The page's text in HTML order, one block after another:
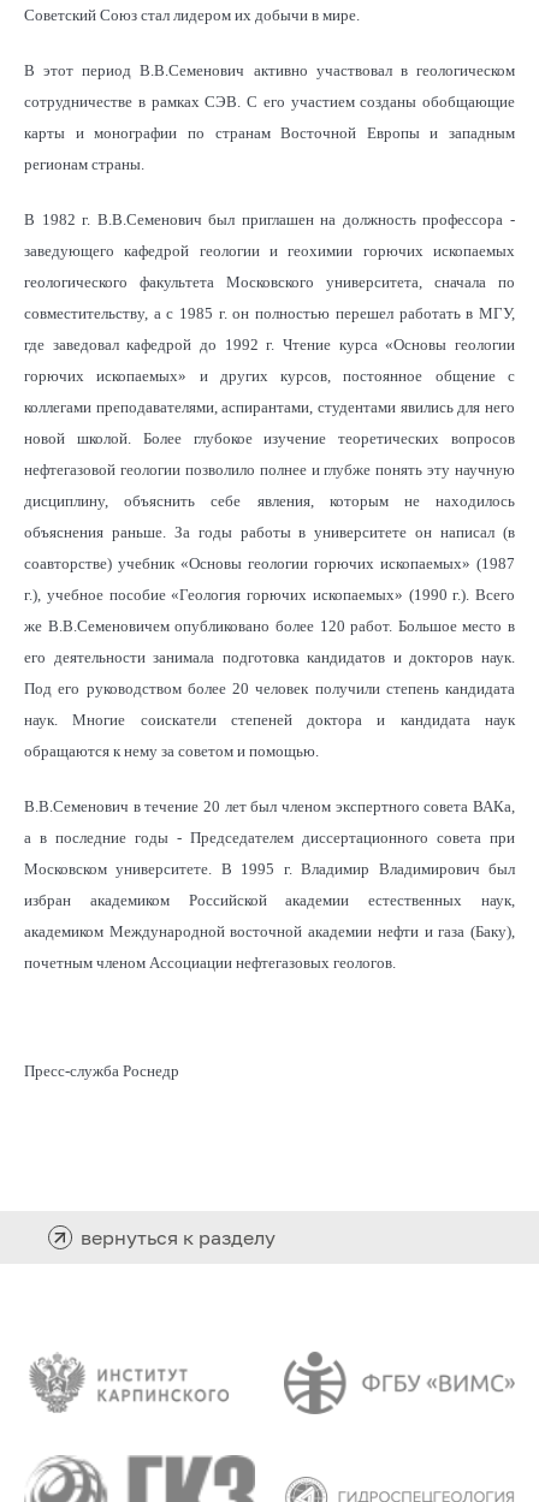
Советский Союз стал лидером их добычи в мире.
В этот период В.В.Семенович активно участвовал в геологическом
сотрудничестве в рамках СЭВ. С его участием созданы обобщающие
карты и монографии по странам Восточной Европы и западным
регионам страны.
В 1982 г. В.В.Семенович был приглашен на должность профессора -
заведующего кафедрой геологии и геохимии горючих ископаемых
геологического факультета Московского университета, сначала по
совместительству, а с 1985 г. он полностью перешел работать в МГУ,
где заведовал кафедрой до 1992 г. Чтение курса «Основы геологии
горючих ископаемых» и других курсов, постоянное общение с
коллегами преподавателями, аспирантами, студентами явились для него
новой школой. Более глубокое изучение теоретических вопросов
нефтегазовой геологии позволило полнее и глубже понять эту научную
дисциплину, объяснить себе явления, которым не находилось
объяснения раньше. За годы работы в университете он написал (в
соавторстве) учебник «Основы геологии горючих ископаемых» (1987
г.), учебное пособие «Геология горючих ископаемых» (1990 г.). Всего
же В.В.Семеновичем опубликовано более 120 работ. Большое место в
его деятельности занимала подготовка кандидатов и докторов наук.
Под его руководством более 20 человек получили степень кандидата
наук. Многие соискатели степеней доктора и кандидата наук
обращаются к нему за советом и помощью.
В.В.Семенович в течение 20 лет был членом экспертного совета ВАКа,
а в последние годы - Председателем диссертационного совета при
Московском университете. В 1995 г. Владимир Владимирович был
избран академиком Российской академии естественных наук,
академиком Международной восточной академии нефти и газа (Баку),
почетным членом Ассоциации нефтегазовых геологов.
Пресс-служба Роснедр
вернуться к разделу